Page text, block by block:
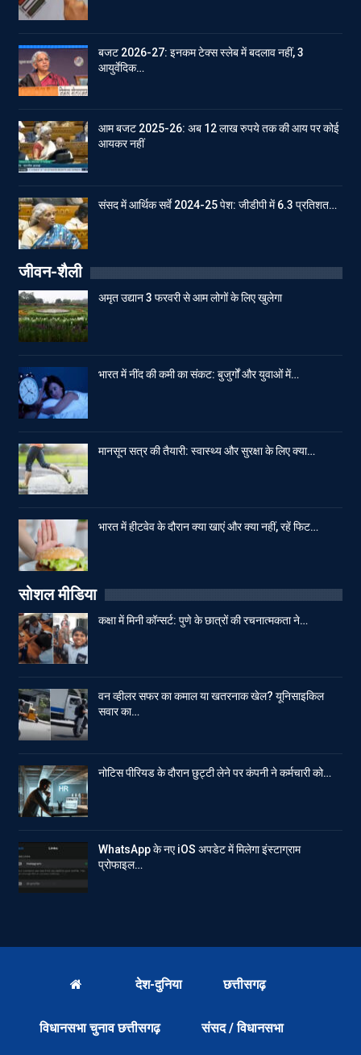
बजट 2026-27: इनकम टेक्स स्लेब में बदलाव नहीं, 3
आयुर्वेदिक…
आम बजट 2025-26: अब 12 लाख रुपये तक की आय पर कोई
आयकर नहीं
संसद में आर्थिक सर्वे 2024-25 पेश: जीडीपी में 6.3 प्रतिशत…
जीवन-शैली
अमृत उद्यान 3 फरवरी से आम लोगों के लिए खुलेगा
भारत में नींद की कमी का संकट: बुजुर्गों और युवाओं में…
मानसून सत्र की तैयारी: स्वास्थ्य और सुरक्षा के लिए क्या…
भारत में हीटवेव के दौरान क्या खाएं और क्या नहीं, रहें फिट…
सोशल मीडिया
कक्षा में मिनी कॉन्सर्ट: पुणे के छात्रों की रचनात्मकता ने…
वन व्हीलर सफर का कमाल या खतरनाक खेल? यूनिसाइकिल
सवार का…
नोटिस पीरियड के दौरान छुट्टी लेने पर कंपनी ने कर्मचारी को…
WhatsApp के नए iOS अपडेट में मिलेगा इंस्टाग्राम
प्रोफाइल…
देश-दुनिया छत्तीसगढ़
विधानसभा चुनाव छत्तीसगढ़ संसद / विधानसभा